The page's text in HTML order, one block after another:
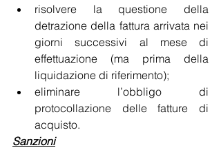
risolvere la questione della
detrazione della fattura arrivata nei
giorni successivi al mese di
effettuazione (ma prima della
liquidazione di riferimento);
eliminare l’obbligo di
protocollazione delle fatture di
acquisto.
Sanzioni